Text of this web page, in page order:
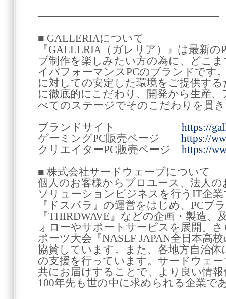
────────────────────────
■ GALLERIAについて
『GALLERIA（ガレリア）』は最新
ブ制作を楽しみたい方の為に、どこ
イパフォーマンスPCのブランドです
に対しての安定した環境をご提供す
に徹底的にこだわり、開発から生産
べてのステージでそのこだわりを貫
ブランドサイト https://
ゲーミングPC販売ページ https://
クリエイターPC販売ページ https://
■ 株式会社サードウェーブについて
個人のお客様からプロユース、法人
ソリューションビジネスを行うIT企
『ドスパラ』の運営をはじめ、PCブ
『THIRDWAVE』などの企画・製造
ォローやサポートサービスを展開。
ポーツ大会『NASEF JAPAN全日本高
協賛しています。また、各地方自治
の支援を行っています。サードウェ
共にお届けすることで、より良い情
100年先も世の中に求められる企業で